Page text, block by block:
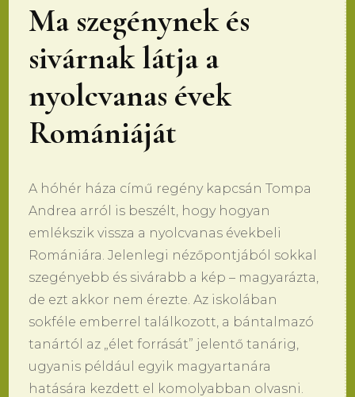
Ma szegénynek és
sivárnak látja a
nyolcvanas évek
Romániáját
A hóhér háza című regény kapcsán Tompa
Andrea arról is beszélt, hogy hogyan
emlékszik vissza a nyolcvanas évekbeli
Romániára. Jelenlegi nézőpontjából sokkal
szegényebb és sivárabb a kép – magyarázta,
de ezt akkor nem érezte. Az iskolában
sokféle emberrel találkozott, a bántalmazó
tanártól az „élet forrását” jelentő tanárig,
ugyanis például egyik magyartanára
hatására kezdett el komolyabban olvasni.